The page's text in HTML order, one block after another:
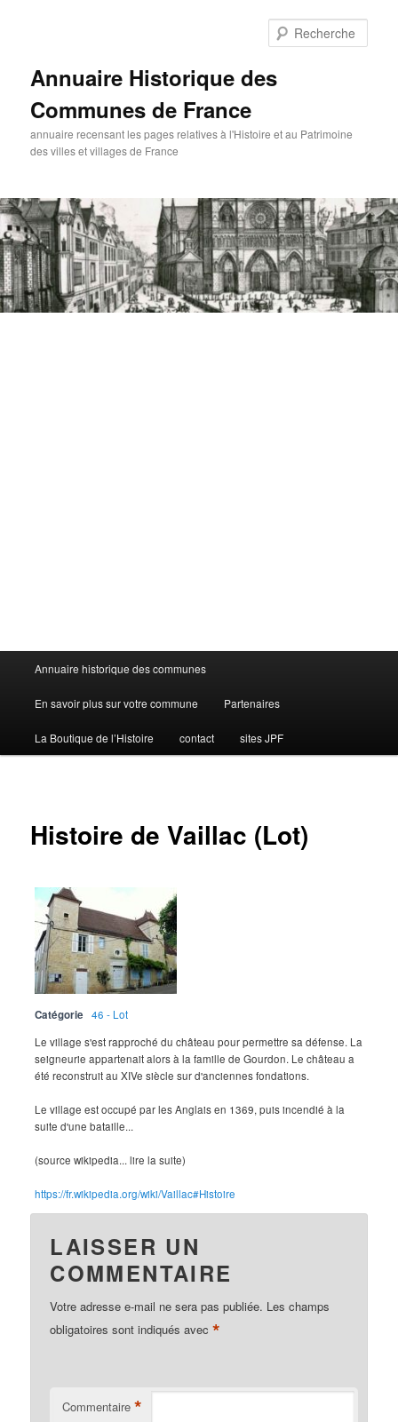
Annuaire Historique des
Communes de France
annuaire recensant les pages relatives à l'Histoire et au Patrimoine
des villes et villages de France
Menu
principal
Annuaire historique des communes
En savoir plus sur votre commune Partenaires
La Boutique de l’Histoire contact sites JPF
Histoire de Vaillac (Lot)
Catégorie
46 - Lot
Le village s'est rapproché du château pour permettre sa défense. La
seigneurie appartenait alors à la famille de Gourdon. Le château a
été reconstruit au XIVe siècle sur d'anciennes fondations.
Le village est occupé par les Anglais en 1369, puis incendié à la
suite d'une bataille...
(source wikipedia... lire la suite)
https://fr.wikipedia.org/wiki/Vaillac#Histoire
LAISSER UN
COMMENTAIRE
Votre adresse e-mail ne sera pas publiée. Les champs
obligatoires sont indiqués avec*
Commentaire *